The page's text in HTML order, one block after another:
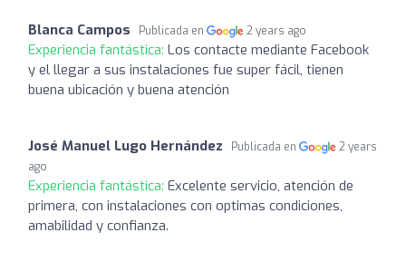
Blanca Campos Publicada en 2 years ago
Experiencia fantástica: Los contacte mediante Facebook
y el llegar a sus instalaciones fue super fácil, tienen
buena ubicación y buena atención
José Manuel Lugo Hernández Publicada en
2 years
ago
Experiencia fantástica: Excelente servicio, atención de
primera, con instalaciones con optimas condiciones,
amabilidad y confianza.